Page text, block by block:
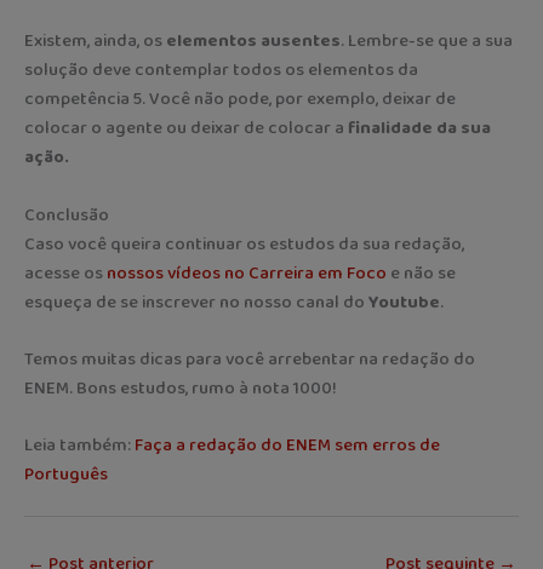
Existem, ainda, oselementos ausentes. Lembre-se que a sua
solução deve contemplar todos os elementos da
competência 5. Você não pode, por exemplo, deixar de
colocar o agente ou deixar de colocar a finalidade da sua
ação.
Conclusão
Caso você queira continuar os estudos da sua redação,
acesse osnossos vídeos no Carreira em Foco e não se
esqueça de se inscrever no nosso canal doYoutube.
Temos muitas dicas para você arrebentar na redação do
ENEM. Bons estudos, rumo à nota 1000!
Leia também: Faça a redação do ENEM sem erros de
Português